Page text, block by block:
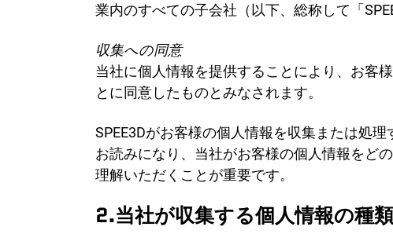
業内のすべての子会社（以下、総称して「
収集への同意
当社に個人情報を提供することにより、お客
とに同意したものとみなされます。
SPEE3Dがお客様の個人情報を収集または処
お読みになり、当社がお客様の個人情報をど
理解いただくことが重要です。
2.当社が収集する個人情報の種類